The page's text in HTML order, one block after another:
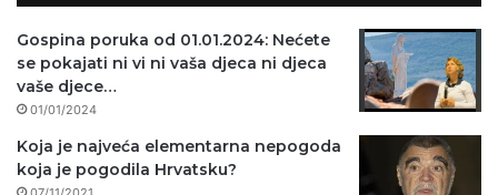
Gospina poruka od 01.01.2024: Nećete
se pokajati ni vi ni vaša djeca ni djeca
vaše djece…
01/01/2024
Koja je najveća elementarna nepogoda
koja je pogodila Hrvatsku?